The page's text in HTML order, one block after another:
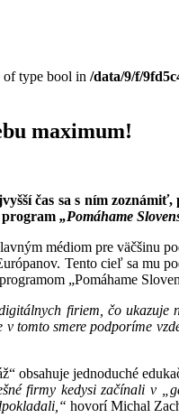
of type bool in /data/9/f/
maximum!
čas sa s ním
program „Pomáhame
médiom pre väčšinu
Tento cieľ sa mu
„Pomáhame
firiem, čo
tomto smere podporíme
obsahuje jednoduché
firmy kedysi začínali
hovorí Michal